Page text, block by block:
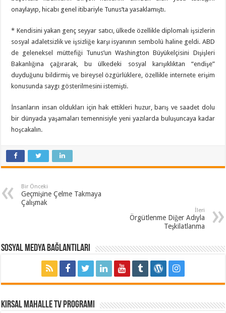
onaylayıp, hicabı genel itibariyle Tunus’ta yasaklamıştı.
* Kendisini yakan genç seyyar satıcı, ülkede özellikle diplomalı işsizlerin
sosyal adaletsizlik ve işsizliğe karşı isyanının sembolü haline geldi. ABD
de geleneksel müttefiği Tunus’un Washington Büyükelçisini Dışişleri
Bakanlığına çağırarak, bu ülkedeki sosyal karışıklıktan “endişe”
duyduğunu bildirmiş ve bireysel özgürlüklere, özellikle internete erişim
konusunda saygı gösterilmesini istemişti.
İnsanların insan oldukları için hak ettikleri huzur, barış ve saadet dolu
bir dünyada yaşamaları temennisiyle yeni yazılarda buluşuncaya kadar
hoşcakalın.
Bir Önceki
Geçmişine Çelme Takmaya
Çalışmak
İleri
Örgütlenme Diğer Adıyla
Teşkilatlanma
Sosyal Medya Bağlantıları
Kırsal Mahalle TV Programı